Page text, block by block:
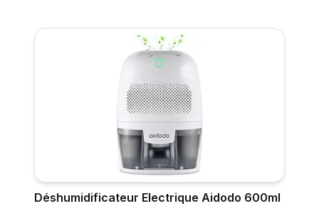
Déshumidificateur Electrique Aidodo 600ml